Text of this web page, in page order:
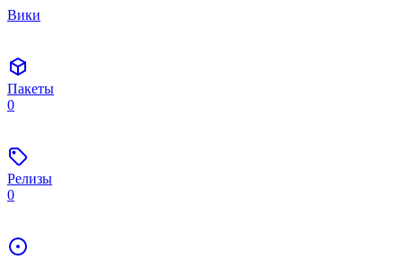
Вики
Пакеты
0
Релизы
0